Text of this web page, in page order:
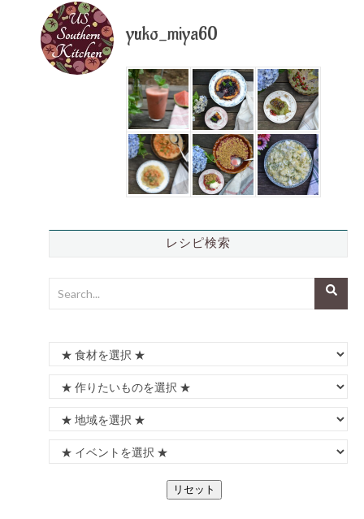
yuko_miya60
レシピ検索
リセット